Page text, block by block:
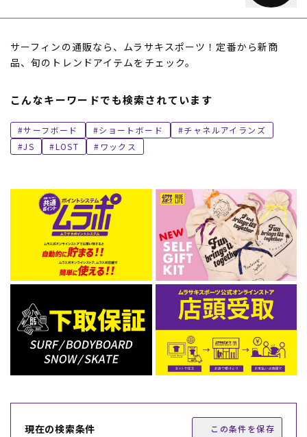
ー
お問い合わせ
ニュース
ムラサキスポーツ 公式アプリ
ポイント・クーポンもこのアプリで！
サーフィンの通販なら、ムラサキスポーツ！定番から新商
品、旬のトレンドアイテムをチェック。
こんなキーワードでも検索されています
サーフボード ショートボード
チャネルアイランズ
JS
LOST ワックス
現在の検索条件 この条件を保存